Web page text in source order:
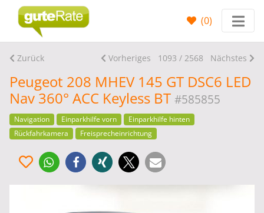
(0)
Zurück Vorheriges 1093 / 2568 Nächstes
Peugeot 208 MHEV 145 GT DSC6 LED
Nav 360° ACC Keyless BT #585855
Navigation Einparkhilfe vorn
Einparkhilfe hinten
Rückfahrkamera
Freisprecheinrichtung